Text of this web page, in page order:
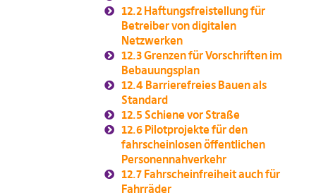
12.2 Haftungsfreistellung für
Betreiber von digitalen
Netzwerken
12.3Grenzen für Vorschriften im
Bebauungsplan
12.4 Barrierefreies Bauen als
Standard
12.5 Schiene vor Straße
12.6 Pilotprojekte für den
fahrscheinlosen öffentlichen
Personennahverkehr
12.7 Fahrscheinfreiheit auch für
Fahrräder